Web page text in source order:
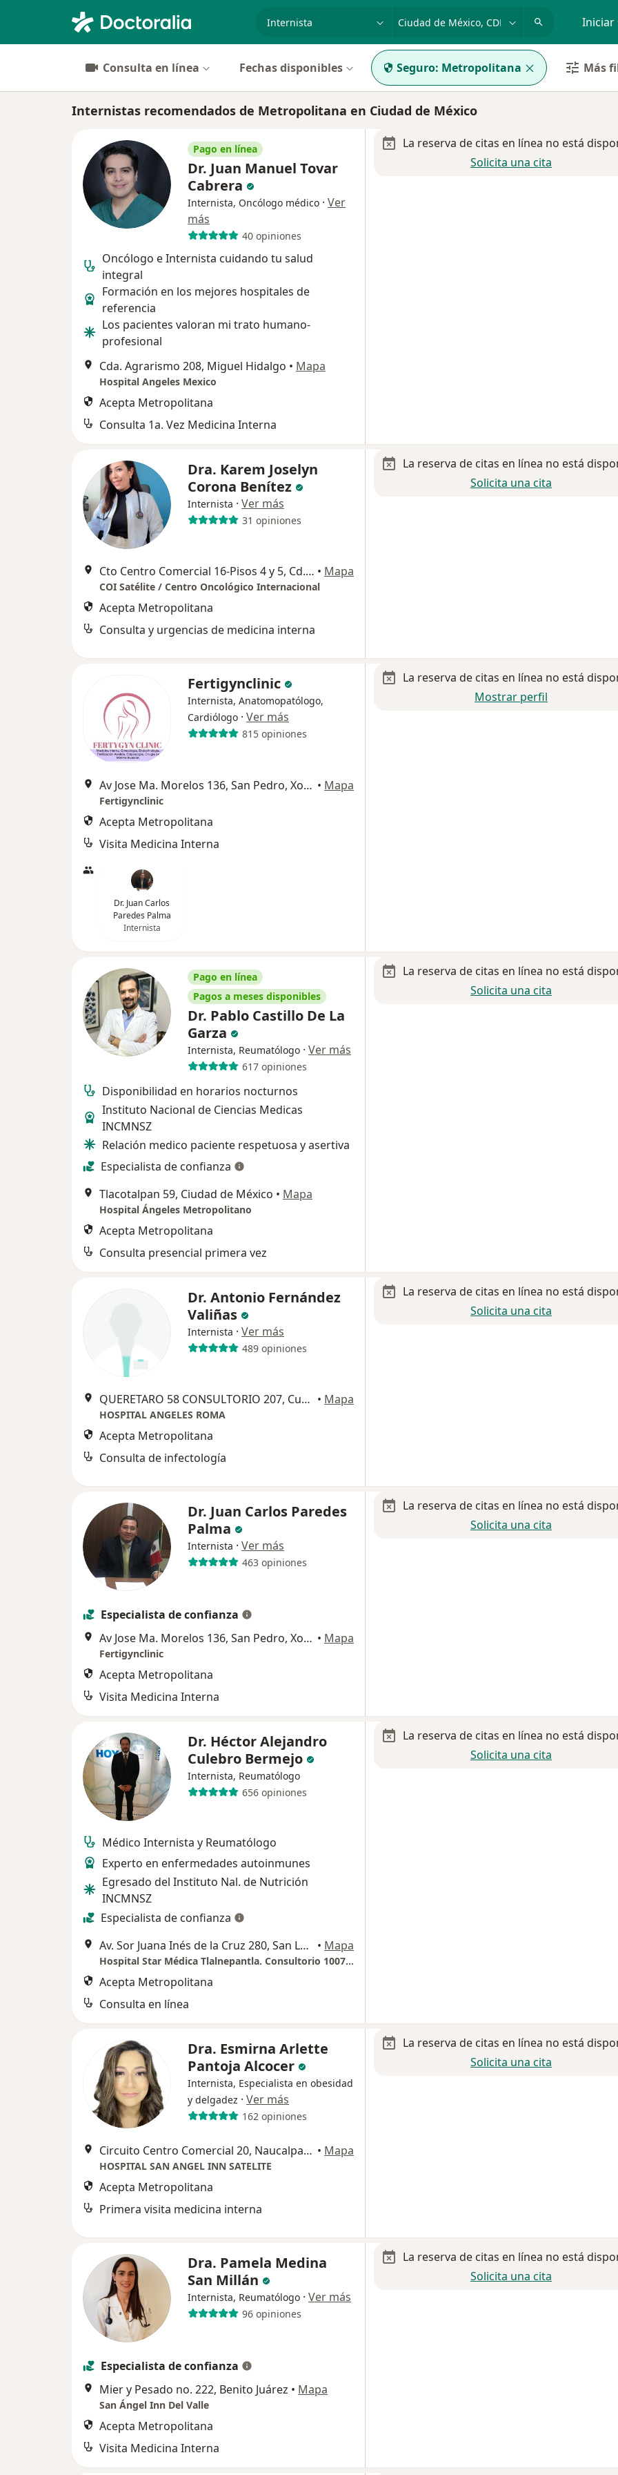
p. ej. Guadalajara Iniciar
Consulta en línea Fechas disponibles Seguro: Metropolitana Más
Internistas recomendados de Metropolitana en Ciudad de México
Pago en línea
Dr. Juan Manuel Tovar
Cabrera
Internista, Oncólogo médico · Ver
más
40 opiniones
Oncólogo e Internista cuidando tu salud
integral
Formación en los mejores hospitales de
referencia
Los pacientes valoran mi trato humano-
profesional
Cda. Agrarismo 208, Miguel Hidalgo • Mapa
Hospital Angeles Mexico
Acepta Metropolitana
Consulta 1a. Vez Medicina Interna
La reserva de citas en línea no está
Solicita una cita
Dra. Karem Joselyn
Corona Benítez
Internista · Ver más
31 opiniones
Cto Centro Comercial 16-Pisos 4 y 5, Cd. Satélite, 53100 Naucalpan de Juárez, Méx., Naucalpan de Juárez • Mapa
COI Satélite / Centro Oncológico Internacional
Acepta Metropolitana
Consulta y urgencias de medicina interna
La reserva de citas en línea no está
Solicita una cita
Fertigynclinic
Internista, Anatomopatólogo,
Cardiólogo · Ver más
815 opiniones
Av Jose Ma. Morelos 136, San Pedro, Xochimilco, 16090 Ciudad de México, CDMX, Ciudad de México • Mapa
Fertigynclinic
Acepta Metropolitana
Visita Medicina Interna
Dr. Juan Carlos
Paredes Palma
Internista
La reserva de citas en línea no está
Mostrar perfil
Pago en línea
Pagos a meses disponibles
Dr. Pablo Castillo De La
Garza
Internista, Reumatólogo · Ver más
617 opiniones
Disponibilidad en horarios nocturnos
Instituto Nacional de Ciencias Medicas
INCMNSZ
Relación medico paciente respetuosa y asertiva
Especialista de confianza
Tlacotalpan 59, Ciudad de México • Mapa
Hospital Ángeles Metropolitano
Acepta Metropolitana
Consulta presencial primera vez
La reserva de citas en línea no está
Solicita una cita
Dr. Antonio Fernández
Valiñas
Internista · Ver más
489 opiniones
QUERETARO 58 CONSULTORIO 207, Cuauhtémoc • Mapa
HOSPITAL ANGELES ROMA
Acepta Metropolitana
Consulta de infectología
La reserva de citas en línea no está
Solicita una cita
Dr. Juan Carlos Paredes
Palma
Internista · Ver más
463 opiniones
Especialista de confianza
Av Jose Ma. Morelos 136, San Pedro, Xochimilco, 16090 Ciudad de México, CDMX, Ciudad de México • Mapa
Fertigynclinic
Acepta Metropolitana
Visita Medicina Interna
La reserva de citas en línea no está
Solicita una cita
Dr. Héctor Alejandro
Culebro Bermejo
Internista, Reumatólogo
656 opiniones
Médico Internista y Reumatólogo
Experto en enfermedades autoinmunes
Egresado del Instituto Nal. de Nutrición
INCMNSZ
Especialista de confianza
Av. Sor Juana Inés de la Cruz 280, San Lorenzo, Tlalnepantla de Baz
• Mapa
Hospital Star Médica Tlalnepantla. Consultorio 1007. Piso 10.
Acepta Metropolitana
Consulta en línea
La reserva de citas en línea no está
Solicita una cita
Dra. Esmirna Arlette
Pantoja Alcocer
Internista, Especialista en obesidad
y delgadez · Ver más
162 opiniones
Circuito Centro Comercial 20, Naucalpan de Juárez • Mapa
HOSPITAL SAN ANGEL INN SATELITE
Acepta Metropolitana
Primera visita medicina interna
La reserva de citas en línea no está
Solicita una cita
Dra. Pamela Medina
San Millán
Internista, Reumatólogo · Ver más
96 opiniones
Especialista de confianza
Mier y Pesado no. 222, Benito Juárez • Mapa
San Ángel Inn Del Valle
Acepta Metropolitana
Visita Medicina Interna
La reserva de citas en línea no está
Solicita una cita